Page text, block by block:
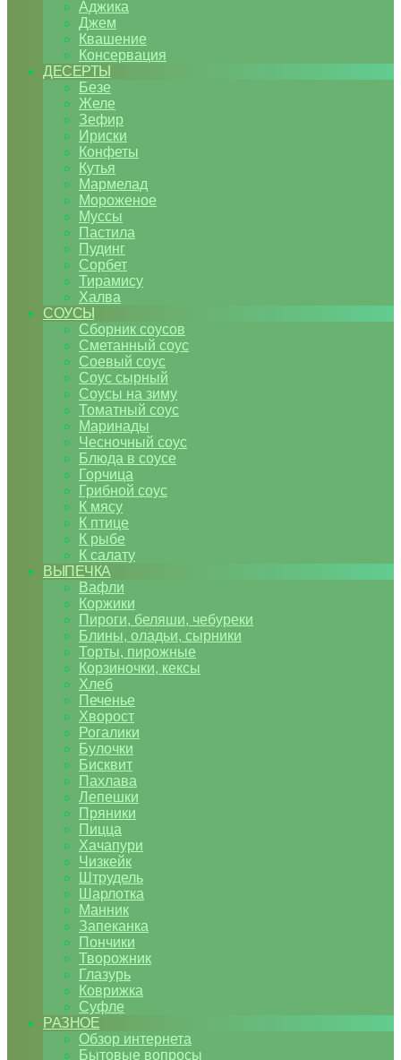
Аджика
Джем
Квашение
Консервация
ДЕСЕРТЫ
Безе
Желе
Зефир
Ириски
Конфеты
Кутья
Мармелад
Мороженое
Муссы
Пастила
Пудинг
Сорбет
Тирамису
Халва
СОУСЫ
Сборник соусов
Сметанный соус
Соевый соус
Соус сырный
Соусы на зиму
Томатный соус
Маринады
Чесночный соус
Блюда в соусе
Горчица
Грибной соус
К мясу
К птице
К рыбе
К салату
ВЫПЕЧКА
Вафли
Коржики
Пироги, беляши, чебуреки
Блины, оладьи, сырники
Торты, пирожные
Корзиночки, кексы
Хлеб
Печенье
Хворост
Рогалики
Булочки
Бисквит
Пахлава
Лепешки
Пряники
Пицца
Хачапури
Чизкейк
Штрудель
Шарлотка
Манник
Запеканка
Пончики
Творожник
Глазурь
Коврижка
Суфле
РАЗНОЕ
Обзор интернета
Бытовые вопросы